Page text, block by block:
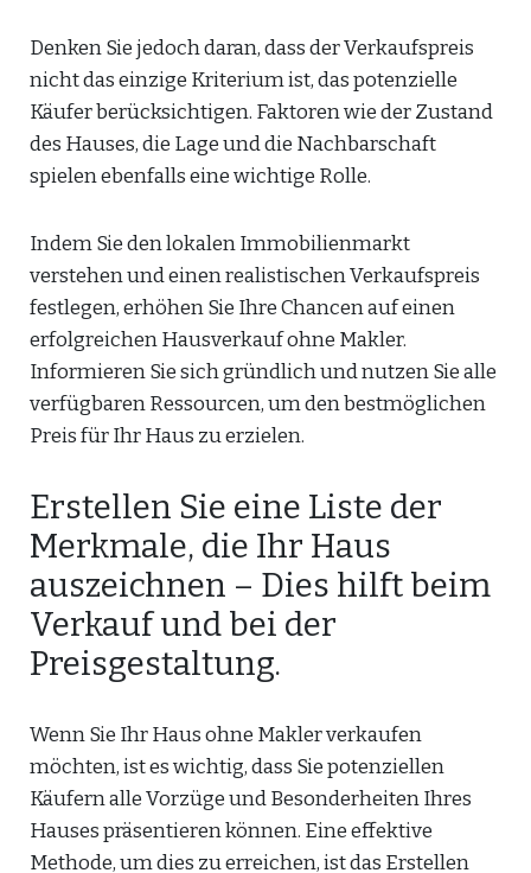
Denken Sie jedoch daran, dass der Verkaufspreis
nicht das einzige Kriterium ist, das potenzielle
Käufer berücksichtigen. Faktoren wie der Zustand
des Hauses, die Lage und die Nachbarschaft
spielen ebenfalls eine wichtige Rolle.
Indem Sie den lokalen Immobilienmarkt
verstehen und einen realistischen Verkaufspreis
festlegen, erhöhen Sie Ihre Chancen auf einen
erfolgreichen Hausverkauf ohne Makler.
Informieren Sie sich gründlich und nutzen Sie alle
verfügbaren Ressourcen, um den bestmöglichen
Preis für Ihr Haus zu erzielen.
Erstellen Sie eine Liste der
Merkmale, die Ihr Haus
auszeichnen – Dies hilft beim
Verkauf und bei der
Preisgestaltung.
Wenn Sie Ihr Haus ohne Makler verkaufen
möchten, ist es wichtig, dass Sie potenziellen
Käufern alle Vorzüge und Besonderheiten Ihres
Hauses präsentieren können. Eine effektive
Methode, um dies zu erreichen, ist das Erstellen